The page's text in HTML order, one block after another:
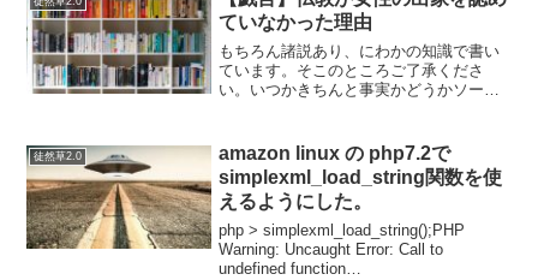
言う。だが、いつか行ってみた...
ていなかった理由
もちろん諸説あり、にわかの知識で書い
ています。そこのところご了承くださ
い。いつかきちんと事実かどうかソース
極めて合理的な理由があります。それ
は…布切れ１枚をまとった若い...
徒然草2.0
amazon linux の php7.2で
simplexml_load_string関数を使
えるようにした。
php > simplexml_load_string();PHP
Warning: Uncaught Error: Call to
undefined function